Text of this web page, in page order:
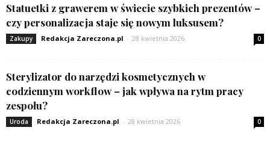
Statuetki z grawerem w świecie szybkich prezentów –
czy personalizacja staje się nowym luksusem?
Zakupy Redakcja Zareczona.pl - 28 kwietnia 2026 0
Sterylizator do narzędzi kosmetycznych w
codziennym workflow – jak wpływa na rytm pracy
zespołu?
Uroda Redakcja Zareczona.pl - 28 kwietnia 2026 0